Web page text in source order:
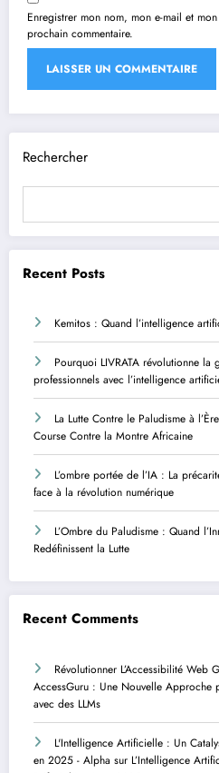
Enregistrer mon nom, mon e-mail et
prochain commentaire.
Rechercher
Recent Posts
Kemitos : Quand l’intelligence
Pourquoi LIVRATA révolutionne la
professionnels avec l’intelligence
La Lutte Contre le Paludisme à
Course Contre la Montre Africaine
L’ombre portée de l’IA : La
face à la révolution numérique
L’Ombre du Paludisme : Quand
Redéfinissent la Lutte
Recent Comments
Révolutionner L’Accessibilité Web
AccessGuru : Une Nouvelle Approche
avec des LLMs
L'Intelligence Artificielle : Un
en 2025 - Alpha sur L’Intelligence